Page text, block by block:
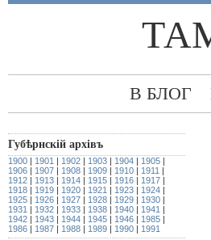
В БЛОГ
Губѣрнскiй архiвъ
1900 | 1901 | 1902 | 1903 | 1904 | 1905 |
1906 | 1907 | 1908 | 1909 | 1910 | 1911 |
1912 | 1913 | 1914 | 1915 | 1916 | 1917 |
1918 | 1919 | 1920 | 1921 | 1923 | 1924 |
1925 | 1926 | 1927 | 1928 | 1929 | 1930 |
1931 | 1932 | 1933 | 1938 | 1940 | 1941 |
1942 | 1943 | 1944 | 1945 | 1946 | 1985 |
1986 | 1987 | 1988 | 1989 | 1990 | 1991